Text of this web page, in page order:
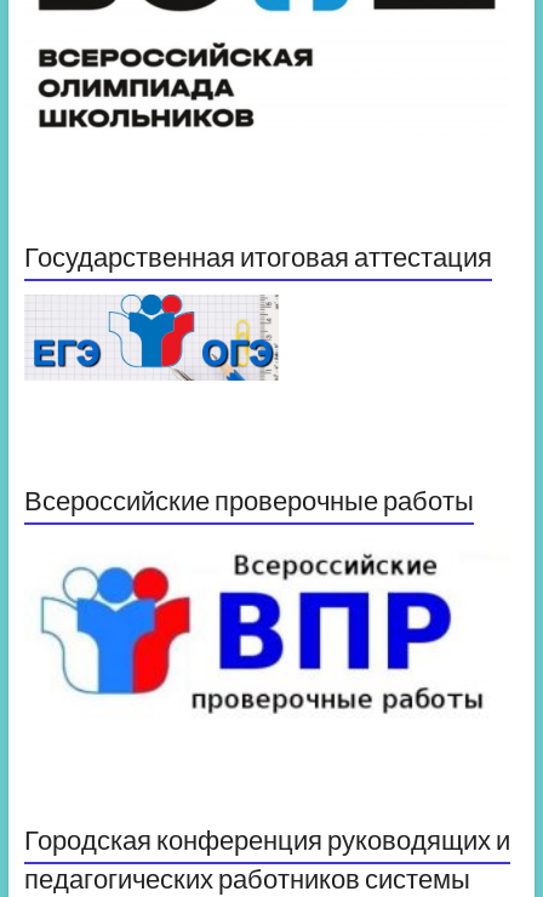
Государственная итоговая аттестация
Всероссийские проверочные работы
Городская конференция руководящих и
педагогических работников системы